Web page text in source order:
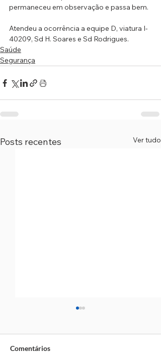
permaneceu em observação e passa bem.
Atendeu a ocorrência a equipe D, viatura I-
40209, Sd H. Soares e Sd Rodrigues.
Saúde
Segurança
Posts recentes Ver tudo
Comentários